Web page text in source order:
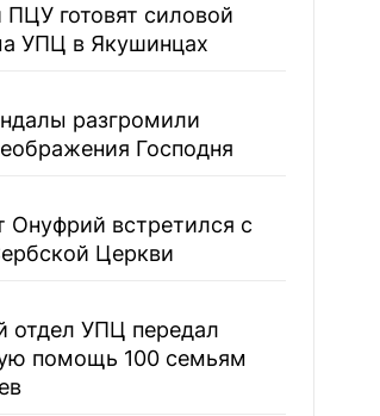
ПЦУ готовят силовой
УПЦ в Якушинцах
разгромили
Господня
Онуфрий встретился с
Церкви
отдел УПЦ передал
помощь 100 семьям